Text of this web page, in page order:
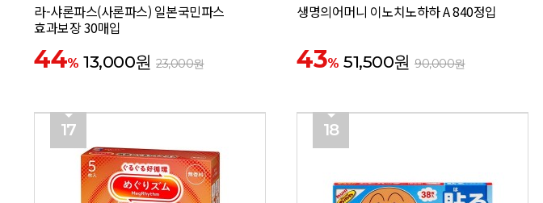
라-샤론파스(사론파스) 일본국민파스
효과보장 30매입
44% 13,000원 23,000원
생명의어머니 이노치노하하 A 840정입
43% 51,500원 90,000원
17 18